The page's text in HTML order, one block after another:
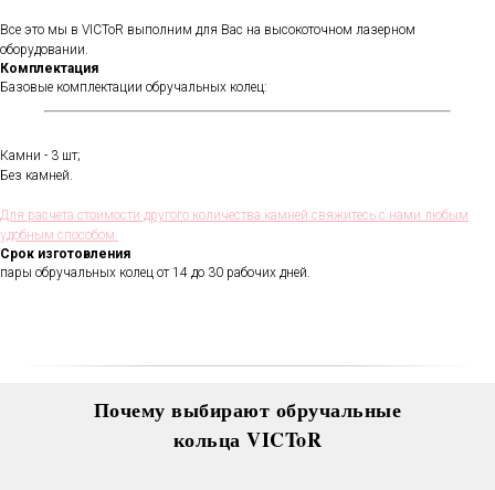
Все это мы в VICToR выполним для Вас на высокоточном лазерном
оборудовании.
Комплектация
Базовые комплектации обручальных колец:
Камни - 3 шт;
Без камней.
Для расчета стоимости другого количества камней свяжитесь с нами любым
удобным способом.
Срок изготовления
пары обручальных колец от 14 до 30 рабочих дней.
Почему выбирают обручальные
кольца VICToR
Проверка закрепки камней,
Все это всегда доступно для